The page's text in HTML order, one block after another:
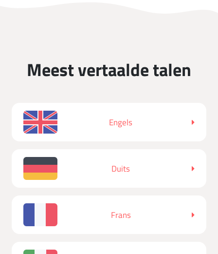
Meest vertaalde talen
Engels
Duits
Frans